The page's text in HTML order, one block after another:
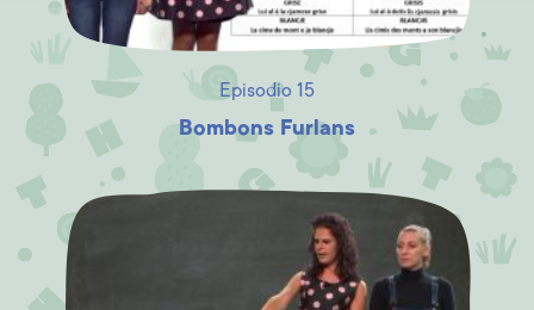
Episodio 15
Bombons Furlans